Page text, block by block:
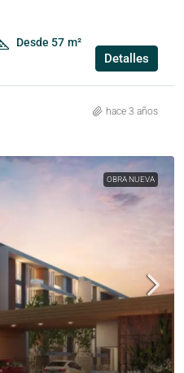
Desde 57 m²
Detalles
hace 3 años
OBRA NUEVA